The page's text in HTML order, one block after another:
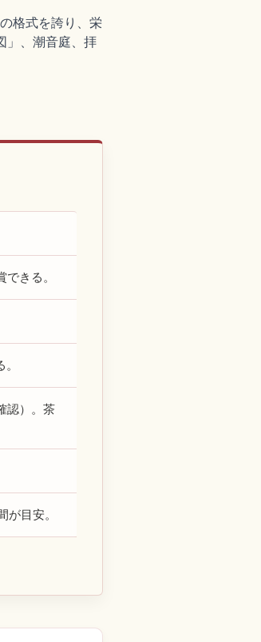
格式を誇り、栄
」、潮音庭、拝
きる。
認）。茶
目安。